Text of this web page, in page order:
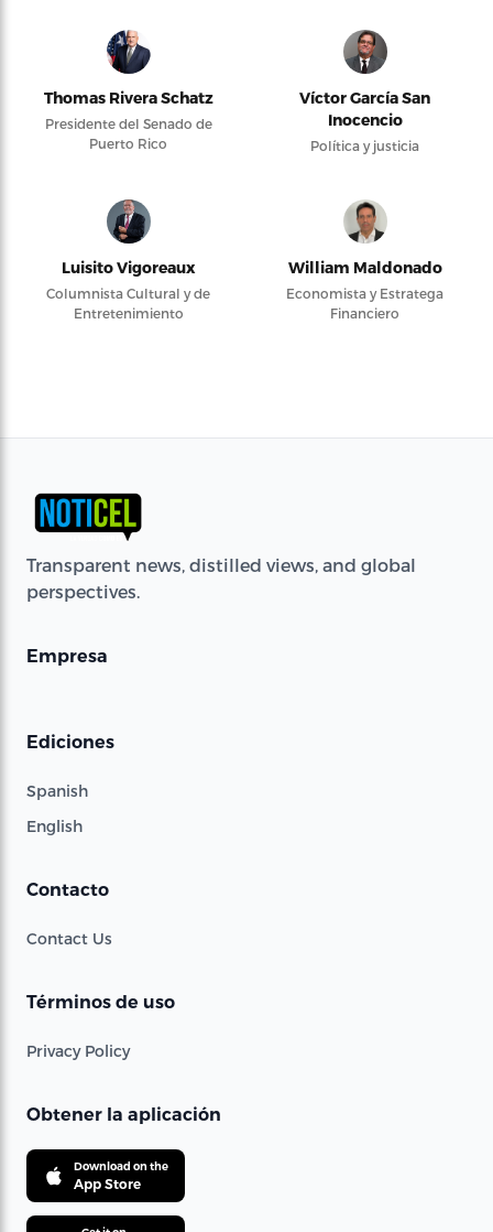
Thomas Rivera Schatz
Presidente del Senado de
Puerto Rico
Víctor García San
Inocencio
Política y justicia
Luisito Vigoreaux
Columnista Cultural y de
Entretenimiento
William Maldonado
Economista y Estratega
Financiero
Transparent news, distilled views, and global
perspectives.
Empresa
Ediciones
Spanish
English
Contacto
Contact Us
Términos de uso
Privacy Policy
Obtener la aplicación
Download on the
App Store